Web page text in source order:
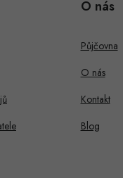
O nás
Půjčovna
O nás
Kontakt
Blog